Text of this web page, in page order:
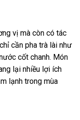
vị mà còn có tác
cần pha trà lài như
cốt chanh. Món
lại nhiều lợi ích
lạnh trong mùa